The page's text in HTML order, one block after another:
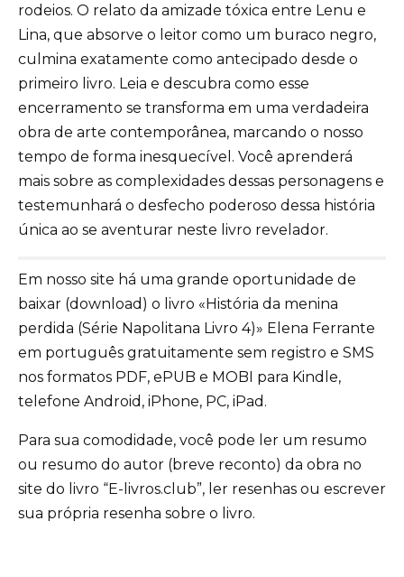
rodeios. O relato da amizade tóxica entre Lenu e
Lina, que absorve o leitor como um buraco negro,
culmina exatamente como antecipado desde o
primeiro livro. Leia e descubra como esse
encerramento se transforma em uma verdadeira
obra de arte contemporânea, marcando o nosso
tempo de forma inesquecível. Você aprenderá
mais sobre as complexidades dessas personagens e
testemunhará o desfecho poderoso dessa história
única ao se aventurar neste livro revelador.
Em nosso site há uma grande oportunidade de
baixar (download) o livro «História da menina
perdida (Série Napolitana Livro 4)» Elena Ferrante
em português gratuitamente sem registro e SMS
nos formatos PDF, ePUB e MOBI para Kindle,
telefone Android, iPhone, PC, iPad.
Para sua comodidade, você pode ler um resumo
ou resumo do autor (breve reconto) da obra no
site do livro “E-livros.club”, ler resenhas ou escrever
sua própria resenha sobre o livro.